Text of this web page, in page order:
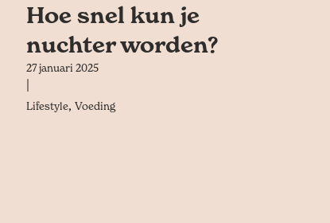
Hoe snel kun je
nuchter worden?
27 januari 2025
Lifestyle, Voeding